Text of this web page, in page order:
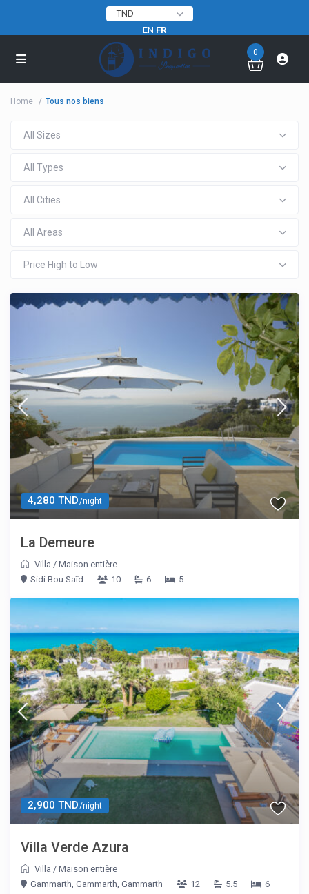
TND
EN FR
0
Home Tous nos biens
All Sizes
All Types
All Cities
All Areas
Price High to Low
4,280 TND/night
La Demeure
Villa /Maison entière
Sidi Bou Saïd
10 6 5
2,900 TND/night
Villa Verde Azura
Villa /Maison entière
Gammarth, Gammarth, Gammarth
12 5.5 6